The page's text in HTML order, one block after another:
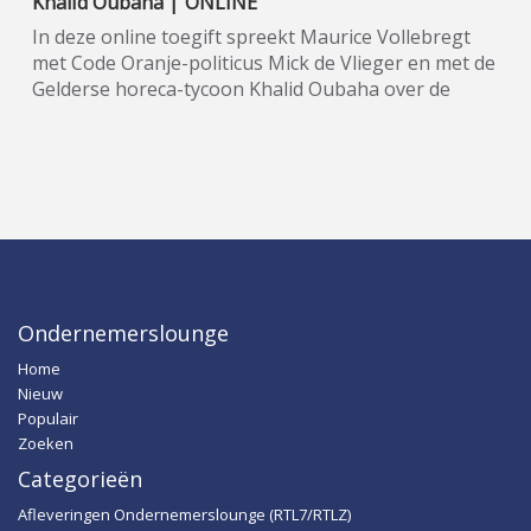
In deze online toegift spreekt Maurice Vollebregt
met Code Oranje-politicus Mick de Vlieger en met de
Gelderse horeca-tycoon Khalid Oubaha over de
burgerjury voor elk ministerie. In september 2020
advocaat Peter Plasman als zijn 'running mate'.
Onder meer deze heren waren te gast in seizoen 2
van Ondernemerslounge. In seizoen 3 spreekt
Maurice Vollebregt opnieuw met diverse Code
Oranje-politici. Meer informatie:
www.wijzijncodeoranje.nl.
Ondernemerslounge
Home
Nieuw
Populair
Zoeken
Categorieën
Afleveringen Ondernemerslounge (RTL7/RTLZ)